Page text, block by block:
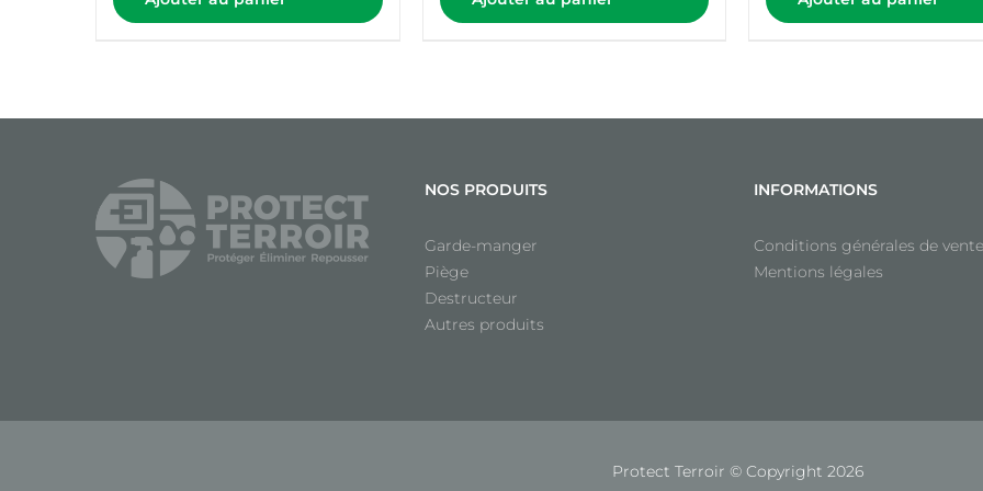
NOS PRODUITS
Garde-manger
Piège
Destructeur
Autres produits
INFORMATIONS
Conditions générales de vente
Mentions légales
Protect Terroir © Copyright 2026